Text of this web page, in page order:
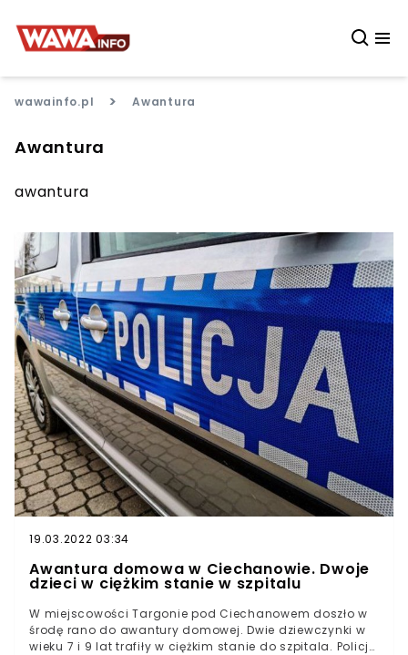
wawainfo.pl > Awantura
Awantura
awantura
19.03.2022 03:34
Awantura domowa w Ciechanowie. Dwoje
dzieci w ciężkim stanie w szpitalu
W miejscowości Targonie pod Ciechanowem doszło w
środę rano do awantury domowej. Dwie dziewczynki w
wieku 7 i 9 lat trafiły w ciężkim stanie do szpitala. Policja